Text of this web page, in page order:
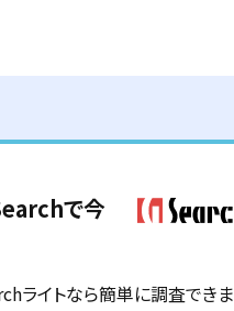
で今
ライトなら簡単に調査できま